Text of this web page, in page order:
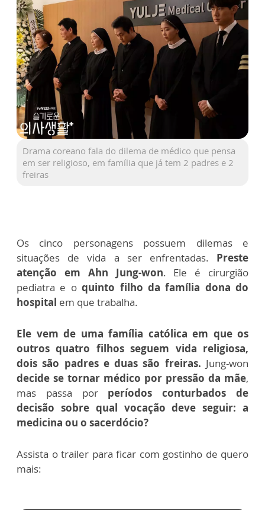
Drama coreano fala do dilema de médico que pensa
em ser religioso, em família que já tem 2 padres e 2
freiras
Os cinco personagens possuem dilemas e
situações de vida a ser enfrentadas. Preste
atenção em Ahn Jung-won. Ele é cirurgião
pediatra e oquinto filho da família dona do
hospital em que trabalha.
Ele vem de uma família católica em que os
outros quatro filhos seguem vida religiosa,
dois são padres e duas são freiras. Jung-won
decide se tornar médico por pressão da mãe,
mas passa por períodos conturbados de
decisão sobre qual vocação deve seguir: a
medicina ou o sacerdócio?
Assista o trailer para ficar com gostinho de quero
mais: